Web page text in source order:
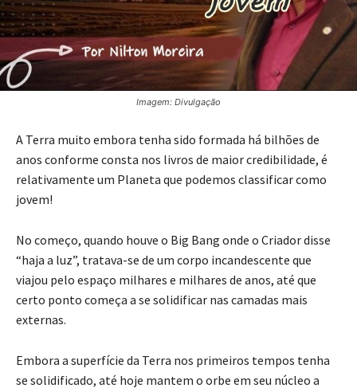
Imagem: Divulgação
A Terra muito embora tenha sido formada há bilhões de
anos conforme consta nos livros de maior credibilidade, é
relativamente um Planeta que podemos classificar como
jovem!
No começo, quando houve o Big Bang onde o Criador disse
“haja a luz”, tratava-se de um corpo incandescente que
viajou pelo espaço milhares e milhares de anos, até que
certo ponto começa a se solidificar nas camadas mais
externas.
Embora a superfície da Terra nos primeiros tempos tenha
se solidificado, até hoje mantem o orbe em seu núcleo a